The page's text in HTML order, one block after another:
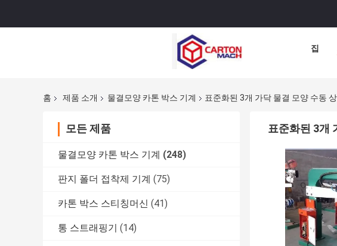
집
홈 제품 소개 물결모양 카톤 박스 기계 표준화된 3개 가닥 물결 모양 수동
모든 제품
물결모양 카톤 박스 기계 (248)
판지 폴더 접착제 기계 (75)
카톤 박스 스티칭머신 (41)
통 스트래핑기 (14)
표준화된 3개